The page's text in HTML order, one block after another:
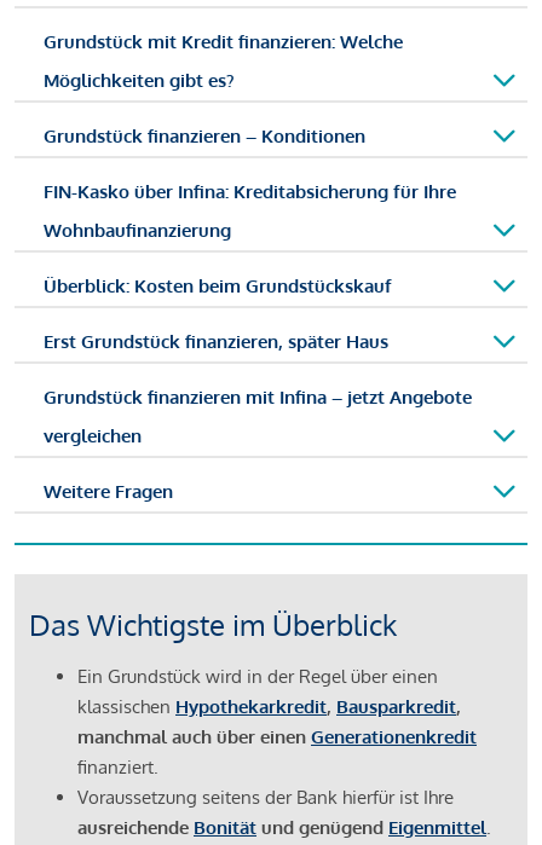
Grundstück mit Kredit finanzieren: Welche
Möglichkeiten gibt es?
Grundstück finanzieren – Konditionen
FIN-Kasko über Infina: Kreditabsicherung für Ihre
Wohnbaufinanzierung
Überblick: Kosten beim Grundstückskauf
Erst Grundstück finanzieren, später Haus
Grundstück finanzieren mit Infina – jetzt Angebote
vergleichen
Weitere Fragen
Das Wichtigste im Überblick
Ein Grundstück wird in der Regel über einen
klassischen Hypothekarkredit, Bausparkredit,
manchmal auch über einen Generationenkredit
finanziert.
Voraussetzung seitens der Bank hierfür ist Ihre
ausreichende Bonität und genügend Eigenmittel.